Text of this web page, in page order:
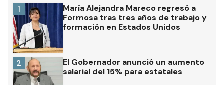
María Alejandra Mareco regresó a
Formosa tras tres años de trabajo y
formación en Estados Unidos
1
El Gobernador anunció un aumento
salarial del 15% para estatales
2